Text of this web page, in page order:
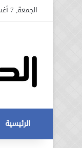
الجمعة, 7 أغسطس 2026
الرئيسية